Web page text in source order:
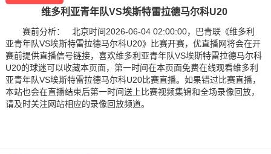
维多利亚青年队VS埃斯特雷拉德马尔科U20
赛前分析： 北京时间2026-06-04 02:00:00，巴青联《维多利
亚青年队VS埃斯特雷拉德马尔科U20》比赛开赛，优直播网将会在开
赛前提供直播信号链接，喜欢维多利亚青年队VS埃斯特雷拉德马尔科
U20的球迷可以收藏本页面，第一时间在本页面免费在线观看维多利
亚青年队VS埃斯特雷拉德马尔科U20比赛直播。如果错过比赛直播，
本站也会在直播结束后第一时间送上比赛视频集锦和全场录像回放，
请及时关注网站相应的录像回放频道。